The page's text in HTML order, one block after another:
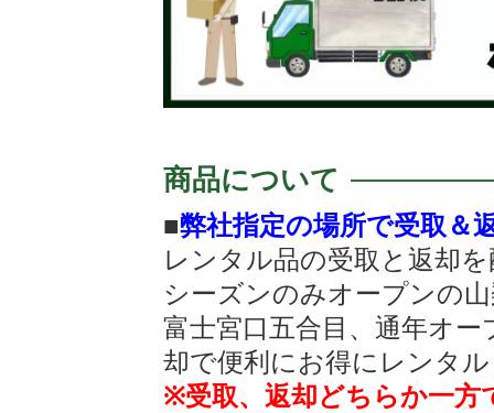
商品について
■弊社指定の場所で受取＆
レンタル品の受取と返却
シーズンのみオープンの
富士宮口五合目、通年オ
却で便利にお得にレンタ
※受取、返却どちらか一方